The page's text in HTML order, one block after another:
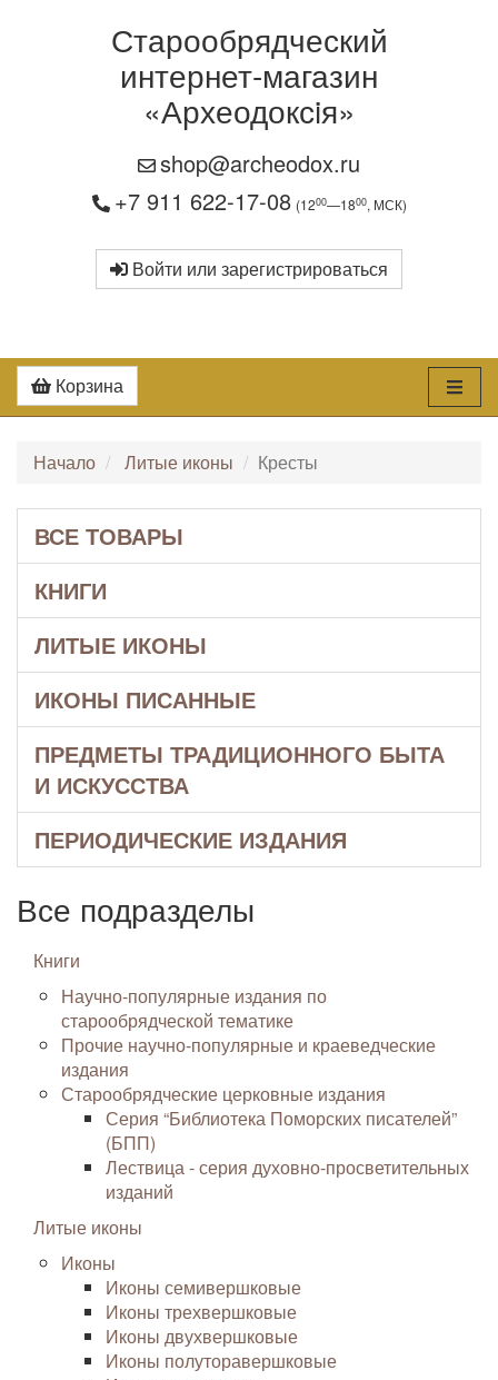
Старообрядческий
интернет-магазин
«Археодоксiя»
shop@archeodox.ru
+7 911 622-17-08 (1200—1800, МСК)
Войти или зарегистрироваться
Корзина
Начало Литые иконы Кресты
ВСЕ ТОВАРЫ
КНИГИ
ЛИТЫЕ ИКОНЫ
ИКОНЫ ПИСАННЫЕ
ПРЕДМЕТЫ ТРАДИЦИОННОГО БЫТА
И ИСКУССТВА
ПЕРИОДИЧЕСКИЕ ИЗДАНИЯ
Все подразделы
Книги
Научно-популярные издания по
старообрядческой тематике
Прочие научно-популярные и краеведческие
издания
Старообрядческие церковные издания
Серия “Библиотека Поморских писателей”
(БПП)
Лествица - серия духовно-просветительных
изданий
Литые иконы
Иконы
Иконы семивершковые
Иконы трехвершковые
Иконы двухвершковые
Иконы полуторавершковые